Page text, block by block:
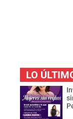
LO